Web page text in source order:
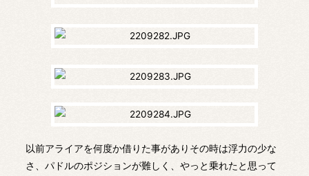
以前アライアを何度か借りた事がありその時は浮力の少な
さ、パドルのポジションが難しく、やっと乗れたと思って